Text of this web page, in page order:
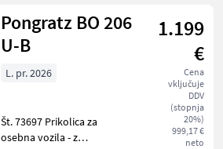
Pongratz BO 206
U-B
1.199
€
Cena
vključuje
DDV
(stopnja
20%)
999,17 €
neto
L. pr. 2026
Št. 73697 Prikolica za
osebna vozila - z